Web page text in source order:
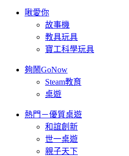
啾愛你
故事機
教具玩具
寶工科學玩具
夠鬧GoNow
Steam教育
桌遊
熱門－優質桌遊
和誼創新
世一桌遊
親子天下